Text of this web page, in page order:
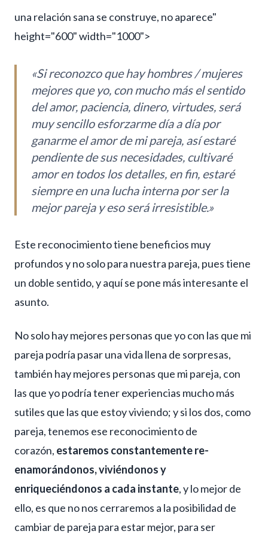
una relación sana se construye, no aparece"
height="600" width="1000">
«Si reconozco que hay hombres / mujeres
mejores que yo, con mucho másel sentido
del amor, paciencia, dinero, virtudes, será
muy sencillo esforzarme día a día por
ganarme el amor de mi pareja, así estaré
pendiente de sus necesidades, cultivaré
amor en todos los detalles, en fin, estaré
siempre en una lucha interna por ser la
mejor pareja y eso será irresistible.»
Este reconocimiento tiene beneficios muy
profundos y no solo para nuestra pareja, pues tiene
un doble sentido, y aquí se pone más interesante el
asunto.
No solo hay mejores personas que yo con las que mi
pareja podría pasar una vida llena de sorpresas,
también hay mejores personas que mi pareja, con
las que yo podría tener experiencias mucho más
sutiles que las que estoy viviendo; y si los dos, como
pareja, tenemos ese reconocimiento de
corazón, estaremos constantemente re-
enamorándonos, viviéndonos y
enriqueciéndonos a cada instante, y lo mejor de
ello, es que no nos cerraremos a la posibilidad de
cambiar de pareja para estar mejor, para ser